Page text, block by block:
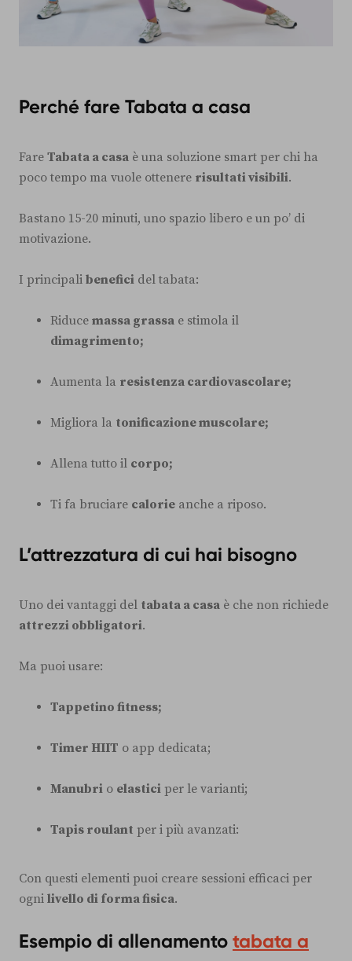
Perché fare Tabata a casa
Fare Tabata a casa è una soluzione smart per chi ha
poco tempo ma vuole ottenere risultati visibili.
Bastano 15-20 minuti, uno spazio libero e un po’ di
motivazione.
I principali benefici del tabata:
Riduce massa grassa e stimola il
dimagrimento;
Aumenta la resistenza cardiovascolare;
Migliora la tonificazione muscolare;
Allena tutto il corpo;
Ti fa bruciare calorie anche a riposo.
L’attrezzatura di cui hai bisogno
Uno dei vantaggi del tabata a casa è che non richiede
attrezzi obbligatori.
Ma puoi usare:
Tappetino fitness;
Timer HIIT o app dedicata;
Manubri o elastici per le varianti;
Tapis roulant per i più avanzati:
Con questi elementi puoi creare sessioni efficaci per
ogni livello di forma fisica.
Esempio di allenamento tabata a